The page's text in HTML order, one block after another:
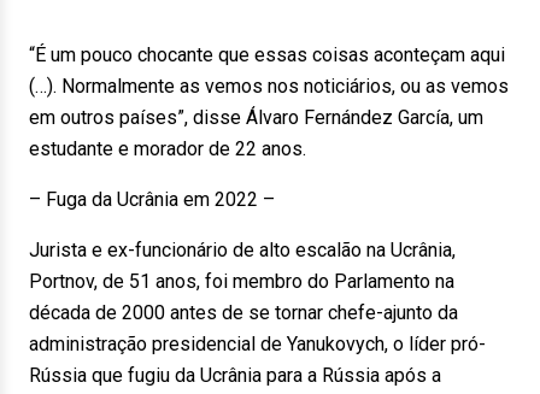
“É um pouco chocante que essas coisas aconteçam aqui
(…). Normalmente as vemos nos noticiários, ou as vemos
em outros países”, disse Álvaro Fernández García, um
estudante e morador de 22 anos.
– Fuga da Ucrânia em 2022 –
Jurista e ex-funcionário de alto escalão na Ucrânia,
Portnov, de 51 anos, foi membro do Parlamento na
década de 2000 antes de se tornar chefe-ajunto da
administração presidencial de Yanukovych, o líder pró-
Rússia que fugiu da Ucrânia para a Rússia após a